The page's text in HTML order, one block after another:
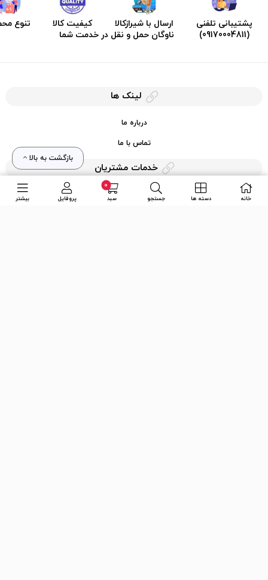
خانه دسته ها جستجو
0
سبد پروفایل بیشتر
پشتیبانی تلفنی
(09170004811)
ارسال با شیرازکالا
ناوگان حمل و نقل در خدمت شما
کیفیت کالا تنوع
لینک ها
درباره ما
تماس با ما
خدمات مشتریان
حریم خصوصی
بازگشت به بالا